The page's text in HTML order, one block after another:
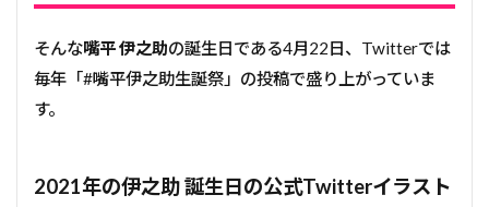
そんな嘴平 伊之助の誕生日である4月22日、Twitterでは
毎年「#嘴平伊之助生誕祭」の投稿で盛り上がっていま
す。
2021年の伊之助 誕生日の公式Twitterイラスト